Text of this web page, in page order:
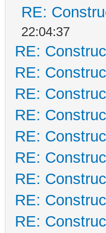
RE:
22:04:37
RE:
RE:
RE:
RE:
RE:
RE:
RE:
RE:
RE: